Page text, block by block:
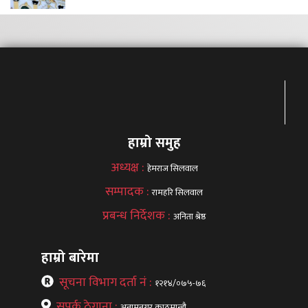
हाम्रो समुह
अध्यक्ष : हेमराज सिलवाल
सम्पादक :रामहरि सिलवाल
प्रबन्ध निर्देशक : अनिता श्रेष्ठ
हाम्रो बारेमा
सूचना विभाग दर्ता नं : १२१४/०७५-७६